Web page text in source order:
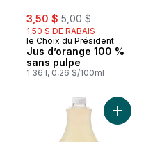
sale:
3,50 $ , formerly:
5,00 $
1,50 $ DE RABAIS
le Choix du Président
Jus d’orange 100 %
sans pulpe
1.36 l, 0,26 $/100ml
Soda club faible en sodium au
Ajouter